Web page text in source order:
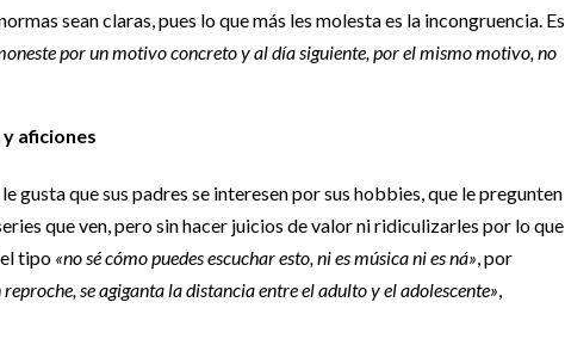
sean claras, pues lo que más les molesta es la incongruencia. Es
por un motivo concreto y al día siguiente, por el mismo motivo, no
aficiones
gusta que sus padres se interesen por sus hobbies, que le pregunten
que ven, pero sin hacer juicios de valor ni ridiculizarles por lo que
tipo«no sé cómo puedes escuchar esto, ni es música ni es ná», por
reproche, se agiganta la distancia entre el adulto y el adolescente»,